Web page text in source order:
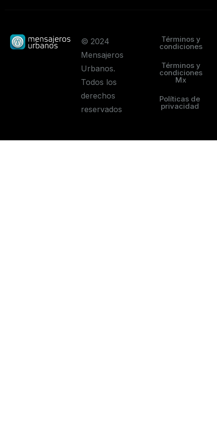
© 2024
Mensajeros
Urbanos.
Todos los
derechos
reservados
Términos y
condiciones
Términos y
condiciones
Mx
Políticas de
privacidad